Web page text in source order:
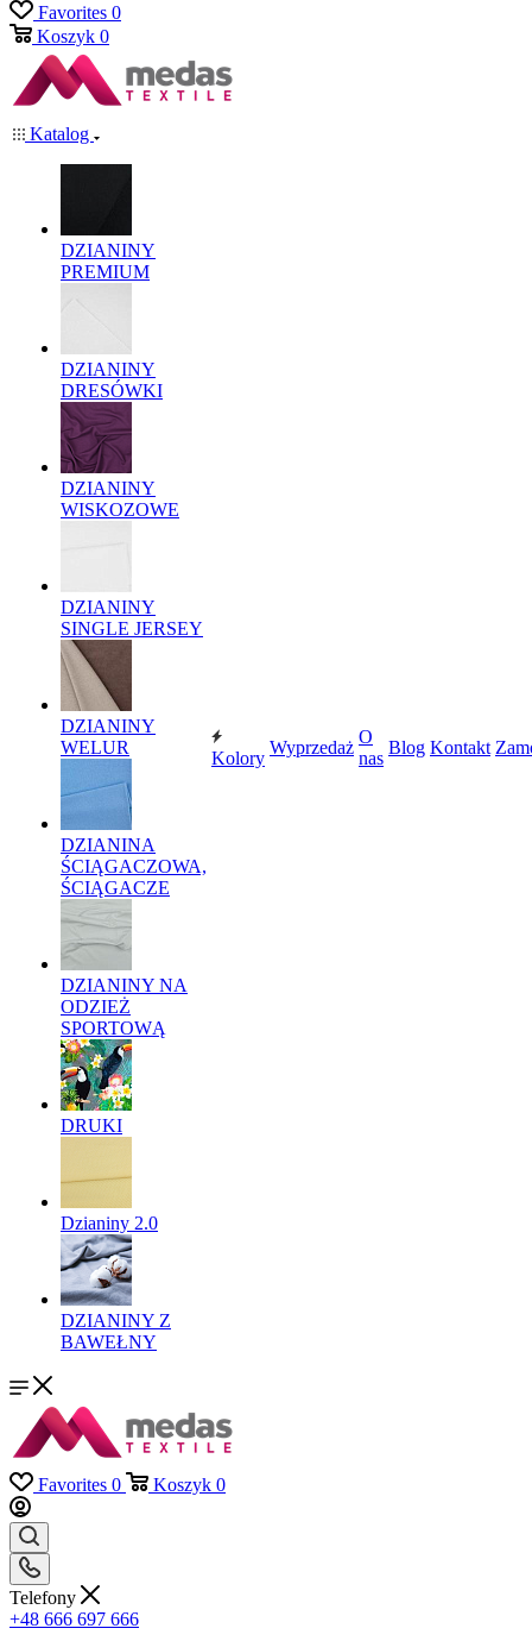
Favorites 0
Koszyk 0
Katalog
DZIANINY
PREMIUM
DZIANINY
DRESÓWKI
DZIANINY
WISKOZOWE
DZIANINY
SINGLE JERSEY
DZIANINY
WELUR
DZIANINA
ŚCIĄGACZOWA,
ŚCIĄGACZE
DZIANINY NA
ODZIEŻ
SPORTOWĄ
DRUKI
Dzianiny 2.0
DZIANINY Z
BAWEŁNY
Kolory
Wyprzedaż
O
nas
Blog Kontakt
Favorites 0 Koszyk 0
Telefony
+48 666 697 666